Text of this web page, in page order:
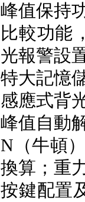
峰值保持
比較功能
光報警設置
特大記憶
感應式背光
峰值自動解
N（牛頓）
換算；
按鍵配置